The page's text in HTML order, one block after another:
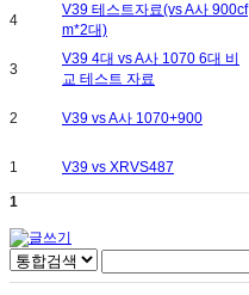
4
V39 테스트자료(vs A사 900cf
m*2대)
3
V39 4대 vs A사 1070 6대 비
교 테스트 자료
2 V39 vs A사 1070+900
1 V39 vs XRVS487
1